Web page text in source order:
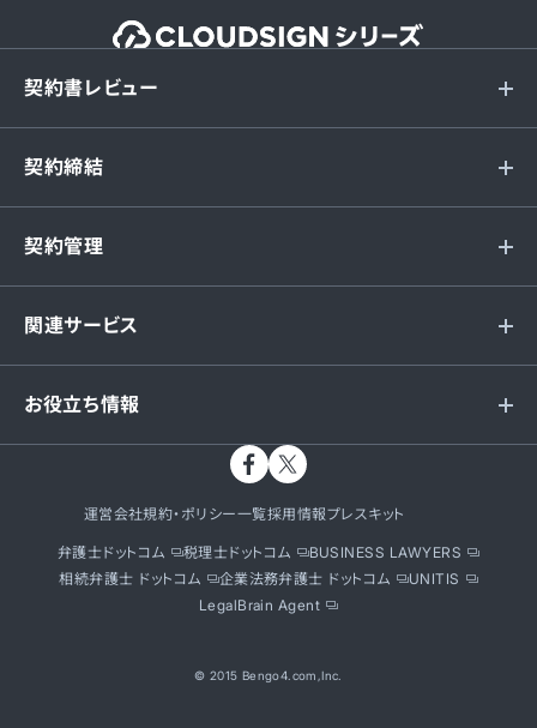
契約書レビュー
契約締結
契約管理
関連サービス
お役立ち情報
運営会社規約・ポリシー一覧採用情報プレスキット
弁護士ドットコム 税理士ドットコム
BUSINESS LAWYERS
相続弁護士 ドットコム
企業法務弁護士 ドットコム
UNITIS
LegalBrain Agent
© 2015 Bengo4.com,Inc.